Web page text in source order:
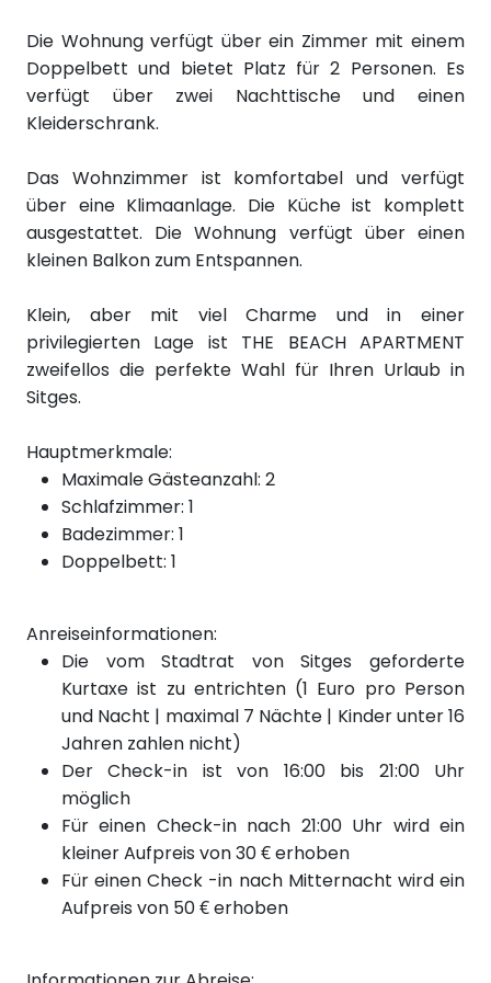
Die Wohnung verfügt über ein Zimmer mit einem
Doppelbett und bietet Platz für 2 Personen. Es
verfügt über zwei Nachttische und einen
Kleiderschrank.
Das Wohnzimmer ist komfortabel und verfügt
über eine Klimaanlage. Die Küche ist komplett
ausgestattet. Die Wohnung verfügt über einen
kleinen Balkon zum Entspannen.
Klein, aber mit viel Charme und in einer
privilegierten Lage ist THE BEACH APARTMENT
zweifellos die perfekte Wahl für Ihren Urlaub in
Sitges.
Hauptmerkmale:
Maximale Gästeanzahl: 2
Schlafzimmer: 1
Badezimmer: 1
Doppelbett: 1
Anreiseinformationen:
Die vom Stadtrat von Sitges geforderte
Kurtaxe ist zu entrichten (1 Euro pro Person
und Nacht | maximal 7 Nächte | Kinder unter 16
Jahren zahlen nicht)
Der Check-in ist von 16:00 bis 21:00 Uhr
möglich
Für einen Check-in nach 21:00 Uhr wird ein
kleiner Aufpreis von 30 € erhoben
Für einen Check -in nach Mitternacht wird ein
Aufpreis von 50 € erhoben